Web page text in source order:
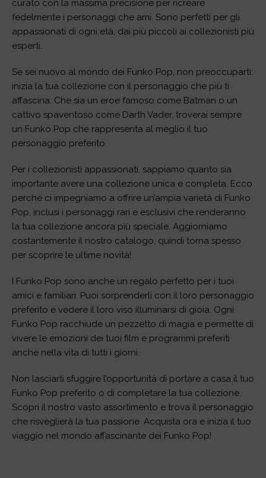
curato con la massima precisione per ricreare
fedelmente i personaggi che ami. Sono perfetti per gli
appassionati di ogni età, dai più piccoli ai collezionisti più
esperti.
Se sei nuovo al mondo dei Funko Pop, non preoccuparti:
inizia la tua collezione con il personaggio che più ti
affascina. Che sia un eroe famoso come Batman o un
cattivo spaventoso come Darth Vader, troverai sempre
un Funko Pop che rappresenta al meglio il tuo
personaggio preferito.
Per i collezionisti appassionati, sappiamo quanto sia
importante avere una collezione unica e completa. Ecco
perché ci impegniamo a offrire un’ampia varietà di Funko
Pop, inclusi i personaggi rari e esclusivi che renderanno
la tua collezione ancora più speciale. Aggiorniamo
costantemente il nostro catalogo, quindi torna spesso
per scoprire le ultime novità!
I Funko Pop sono anche un regalo perfetto per i tuoi
amici e familiari. Puoi sorprenderli con il loro personaggio
preferito e vedere il loro viso illuminarsi di gioia. Ogni
Funko Pop racchiude un pezzetto di magia e permette di
vivere le emozioni dei tuoi film e programmi preferiti
anche nella vita di tutti i giorni.
Non lasciarti sfuggire l’opportunità di portare a casa il tuo
Funko Pop preferito o di completare la tua collezione.
Scopri il nostro vasto assortimento e trova il personaggio
che risveglierà la tua passione. Acquista ora e inizia il tuo
viaggio nel mondo affascinante dei Funko Pop!